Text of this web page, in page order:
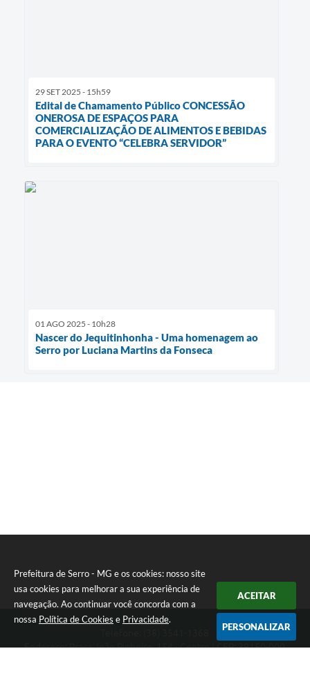
Prefeitura de Serro - MG e os cookies: nosso site
usa cookies para melhorar a sua experiência de
navegação. Ao continuar você concorda com a
nossa Política de Cookies e Privacidade.
ACEITAR
PERSONALIZAR
29 SET 2025 - 15h59
Edital de Chamamento Público CONCESSÃO
ONEROSA DE ESPAÇOS PARA
COMERCIALIZAÇÃO DE ALIMENTOS E BEBIDAS
PARA O EVENTO “CELEBRA SERVIDOR”
01 AGO 2025 - 10h28
Nascer do Jequitinhonha - Uma homenagem ao
Serro por Luciana Martins da Fonseca
Endereço: Praça João Pinheiro, 154 - Centro | CEP: 39150-000